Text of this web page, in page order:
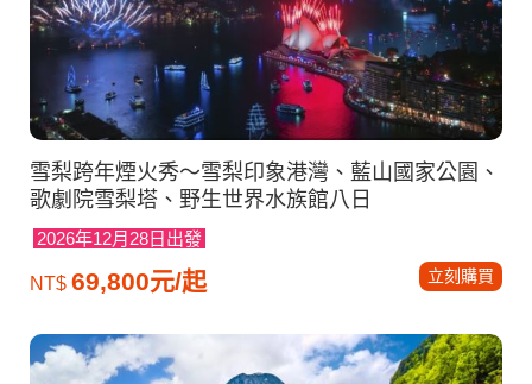
雪梨跨年煙火秀～雪梨印象港灣、藍山國家公園、
歌劇院雪梨塔、野生世界水族館八日
2026年12月28日出發
NT$ 69,800元/起 立刻購買